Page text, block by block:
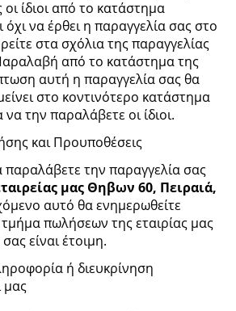
ίδιοι από το κατάστημα
να έρθει η παραγγελία σας στο
στα σχόλια της παραγγελίας
από το κατάστημα της
αυτή η παραγγελία σας θα
στο κοντινότερο κατάστημα
την παραλάβετε οι ίδιοι.
και Προυποθέσεις
παραλάβετε την παραγγελία σας
μας Θηβων 60, Πειραιά,
αυτό θα ενημερωθείτε
πωλήσεων της εταιρίας μας
είναι έτοιμη.
ή διευκρίνηση
μας